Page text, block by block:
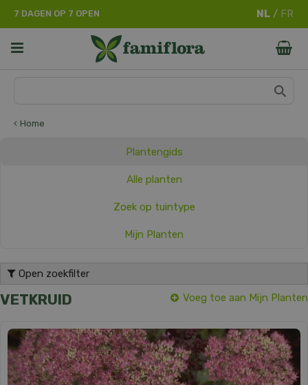
Home
7 DAGEN OP 7 OPEN
Plantengids
Alle planten
Zoek op tuintype
Mijn Planten
Open zoekfilter
VETKRUID Voeg toe aan Mijn Planten